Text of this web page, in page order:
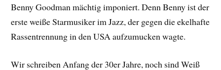
Benny Goodman mächtig imponiert. Denn Benny ist der
erste weiße Starmusiker im Jazz, der gegen die ekelhafte
Rassentrennung in den USA aufzumucken wagte.
Wir schreiben Anfang der 30er Jahre, noch sind Weiß